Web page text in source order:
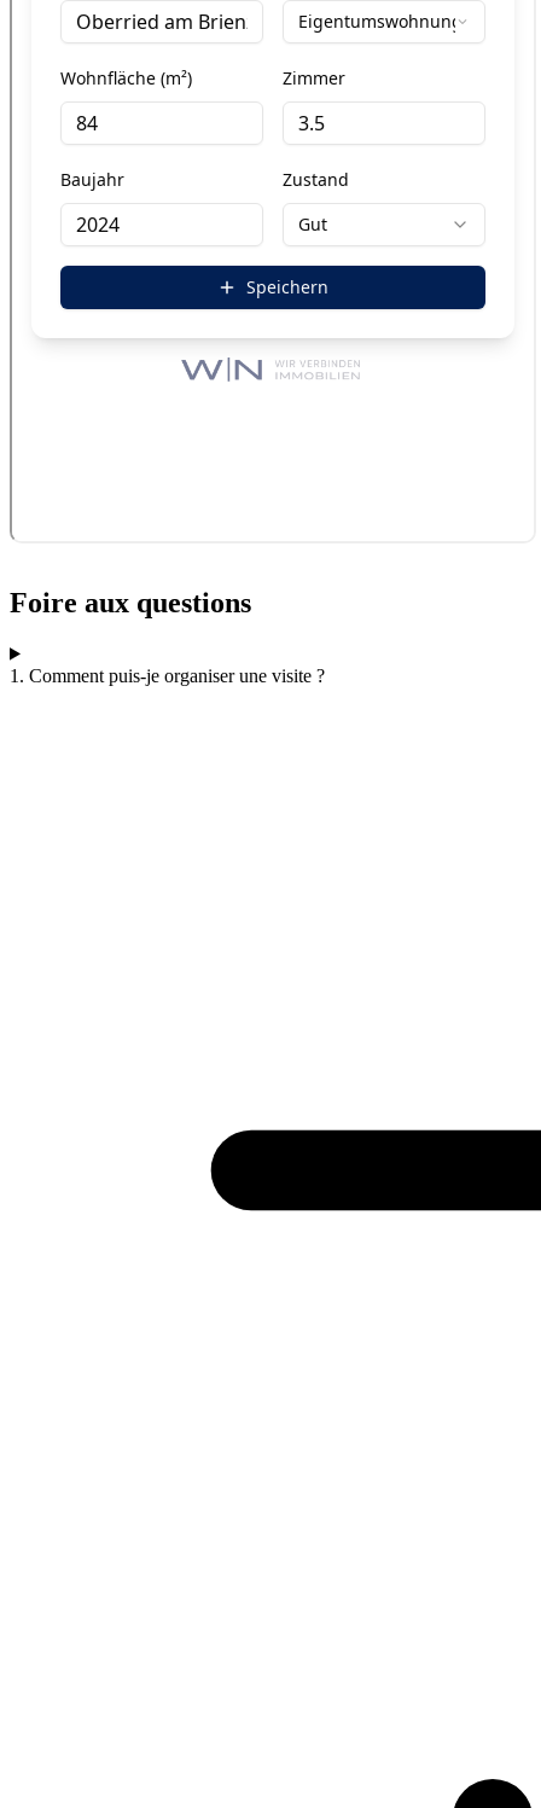
Foire aux questions
1. Comment puis-je organiser une visite ?